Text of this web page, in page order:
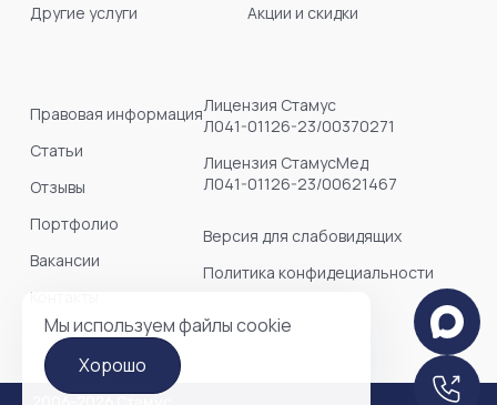
Мы используем файлы cookie
Хорошо
Другие услуги
Акции и скидки
Правовая информация
Статьи
Отзывы
Портфолио
Вакансии
Контакты
Лицензия Стамус
Л041-01126-23/00370271
Лицензия СтамусМед
Л041-01126-23/00621467
Версия для слабовидящих
Политика конфидециальности